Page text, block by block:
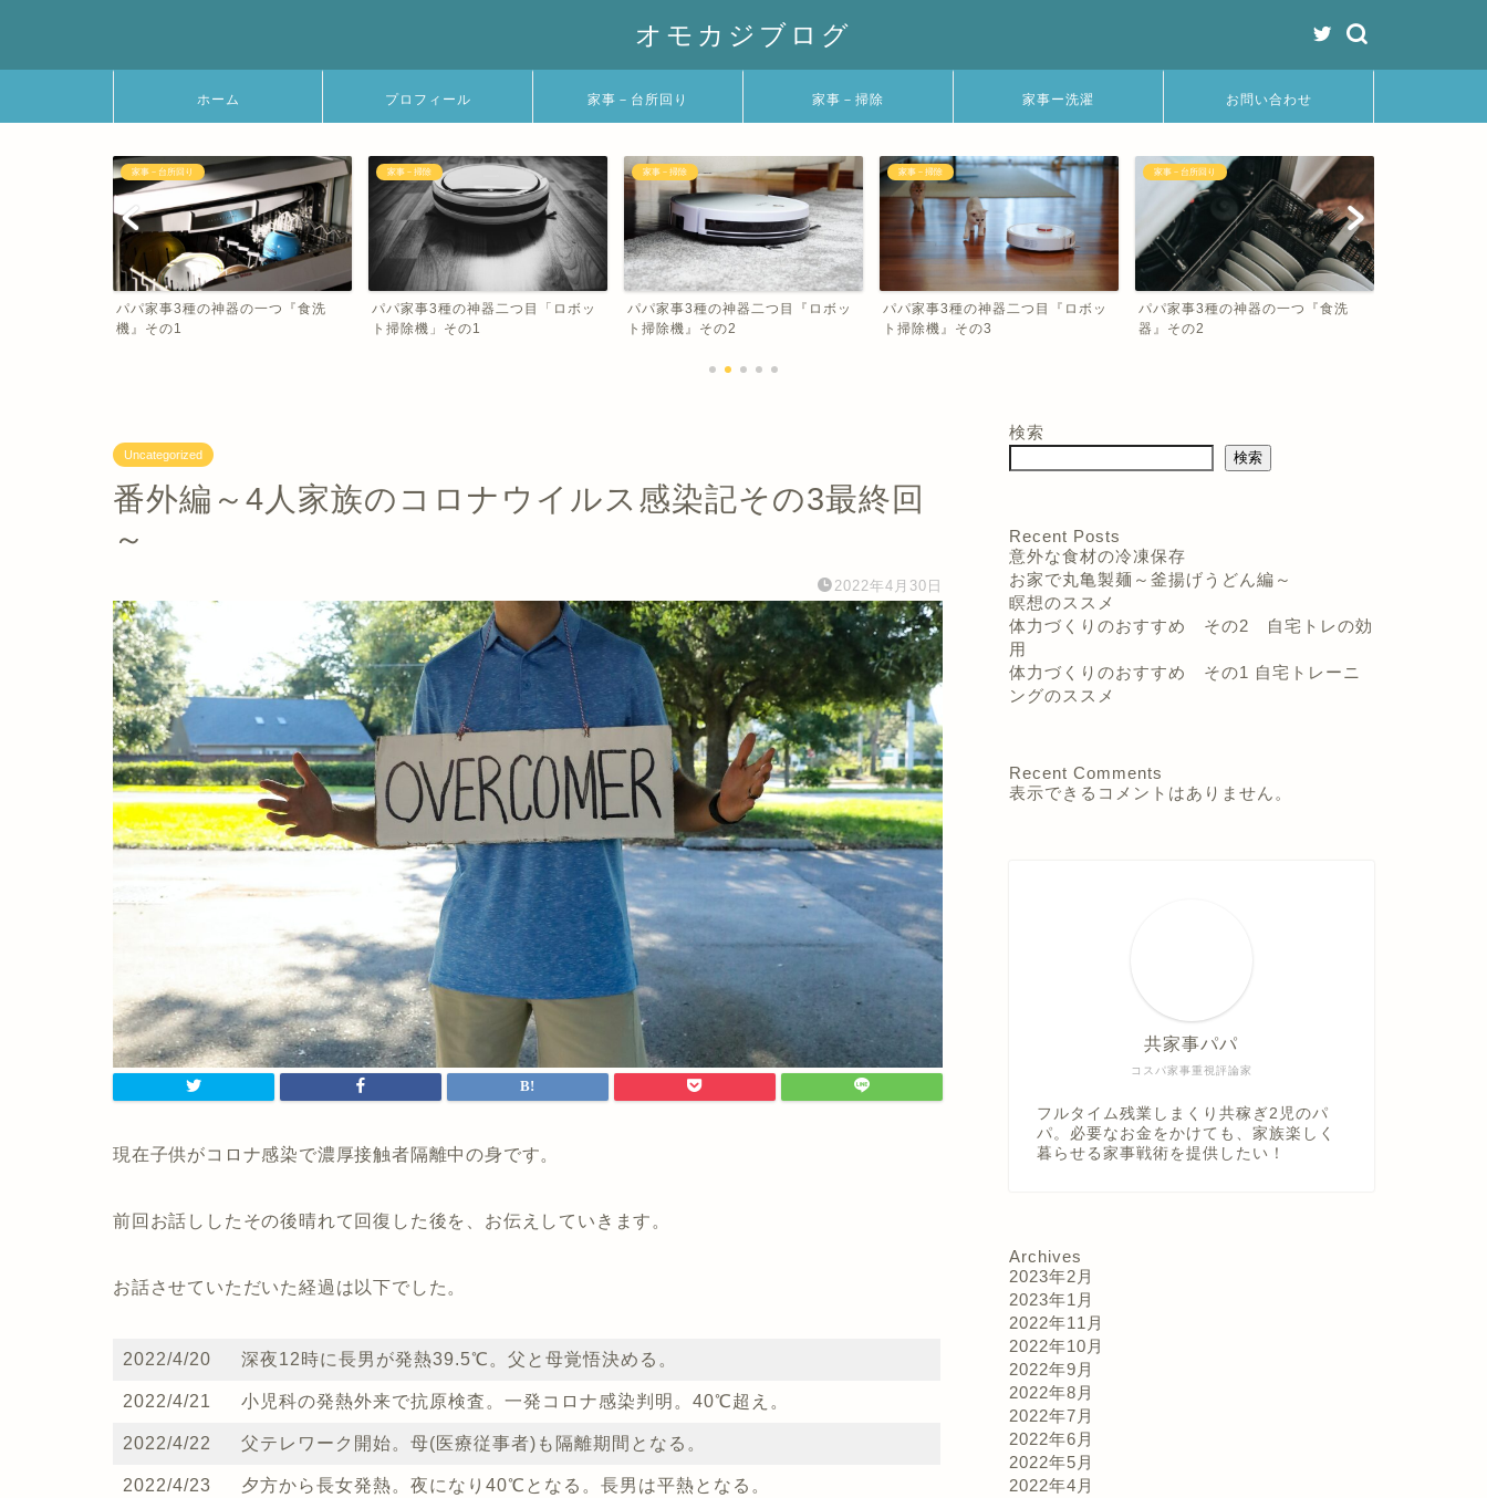
オモカジブログ
ホーム プロフィール 家事－台所回り 家事－掃除 家事ー洗濯 お問い合わせ
家事－掃除
パパ家事3種の神器二つ目「ロボッ
ト掃除機」その1
家事－掃除
パパ家事3種の神器二つ目『ロボッ
ト掃除機』その2
家事－掃除
パパ家事3種の神器二つ目『ロボッ
ト掃除機』その3
家事－台所回り
パパ家事3種の神器の一つ『食洗
器』その2
家事－台所回り
パパ家事3種の神器の一つ『食洗
機』その1
Uncategorized
番外編～4人家族のコロナウイルス感染記その3最終回
～
2022年4月30日
現在子供がコロナ感染で濃厚接触者隔離中の身です。
前回お話ししたその後晴れて回復した後を、お伝えしていきます。
お話させていただいた経過は以下でした。
2022/4/20 深夜12時に長男が発熱39.5℃。父と母覚悟決める。
2022/4/21 小児科の発熱外来で抗原検査。一発コロナ感染判明。40℃超え。
2022/4/22 父テレワーク開始。母(医療従事者)も隔離期間となる。
2022/4/23 夕方から長女発熱。夜になり40℃となる。長男は平熱となる。
検索
検索
Recent Posts
意外な食材の冷凍保存
お家で丸亀製麺～釜揚げうどん編～
瞑想のススメ
体力づくりのおすすめ その2 自宅トレの効
用
体力づくりのおすすめ その1 自宅トレーニ
ングのススメ
Recent Comments
表示できるコメントはありません。
コスパ家事重視評論家
共家事パパ
フルタイム残業しまくり共稼ぎ2児のパ
パ。必要なお金をかけても、家族楽しく
暮らせる家事戦術を提供したい！
Archives
2023年2月
2023年1月
2022年11月
2022年10月
2022年9月
2022年8月
2022年7月
2022年6月
2022年5月
2022年4月